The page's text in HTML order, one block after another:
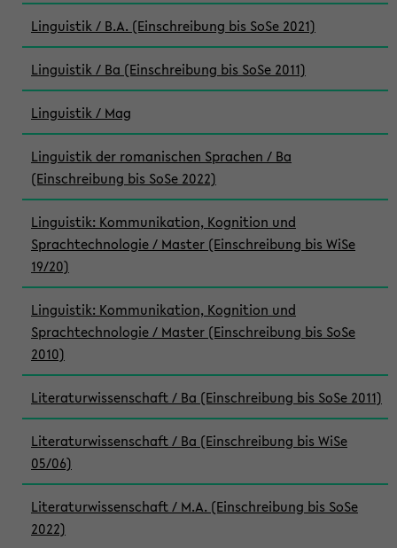
Linguistik / B.A. (Einschreibung bis SoSe 2021)
Linguistik / Ba (Einschreibung bis SoSe 2011)
Linguistik / Mag
Linguistik der romanischen Sprachen / Ba
(Einschreibung bis SoSe 2022)
Linguistik: Kommunikation, Kognition und
Sprachtechnologie / Master (Einschreibung bis WiSe
19/20)
Linguistik: Kommunikation, Kognition und
Sprachtechnologie / Master (Einschreibung bis SoSe
2010)
Literaturwissenschaft / Ba (Einschreibung bis SoSe 2011)
Literaturwissenschaft / Ba (Einschreibung bis WiSe
05/06)
Literaturwissenschaft / M.A. (Einschreibung bis SoSe
2022)